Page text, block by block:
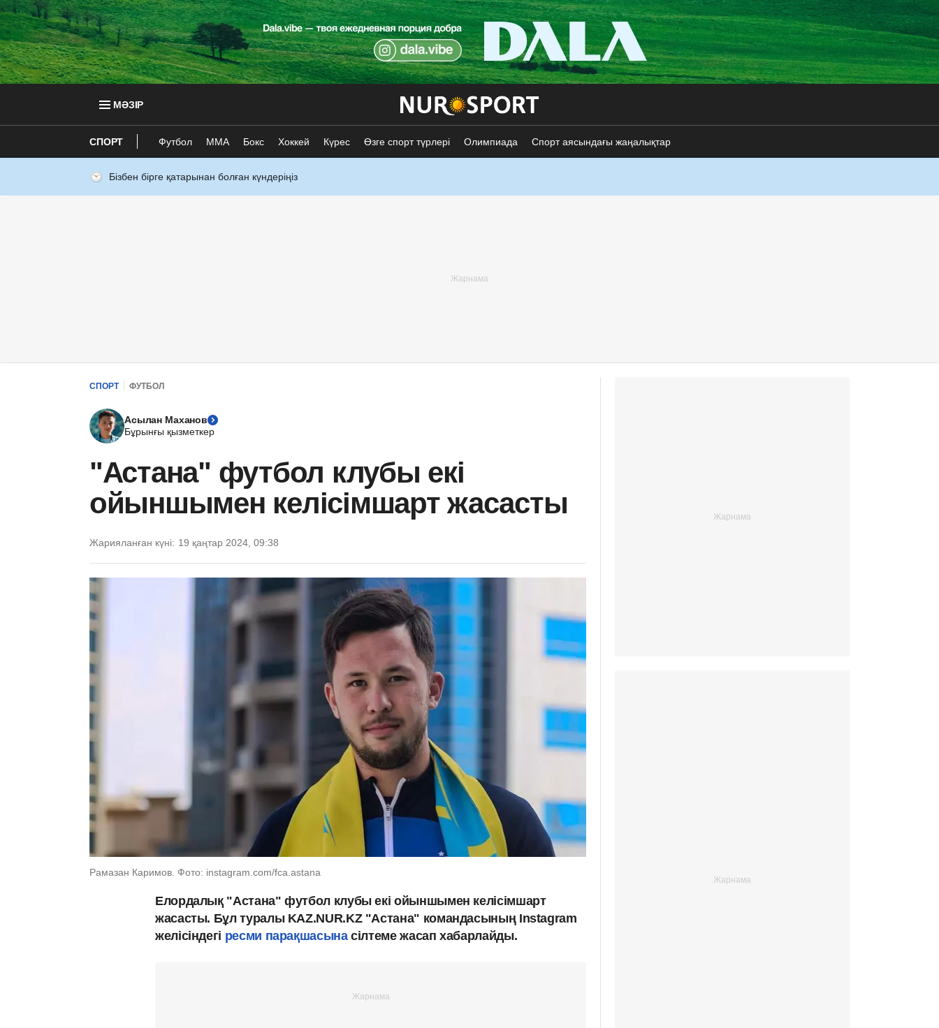
МӘЗІР
СПОРТ Футбол ММА Бокс Хоккей Күрес Өзге спорт түрлері Олимпиада Спорт аясындағы жаңалықтар
Бізбен бірге қатарынан болған күндеріңіз
СПОРТ ФУТБОЛ
Асылан Маханов
Бұрынғы қызметкер
"Астана" футбол клубы екі
ойыншымен келісімшарт жасасты
Жарияланған күні: 19 қаңтар 2024, 09:38
Рамазан Каримов. Фото: instagram.com/fca.astana
Елордалық "Астана" футбол клубы екі ойыншымен келісімшарт
жасасты. Бұл туралы KAZ.NUR.KZ "Астана" командасының Instagram
желісіндегі ресми парақшасынасілтеме жасап хабарлайды.